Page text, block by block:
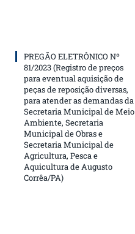
PREGÃO ELETRÔNICO Nº
81/2023 (Registro de preços
para eventual aquisição de
peças de reposição diversas,
para atender as demandas da
Secretaria Municipal de Meio
Ambiente, Secretaria
Municipal de Obras e
Secretaria Municipal de
Agricultura, Pesca e
Aquicultura de Augusto
Corrêa/PA)